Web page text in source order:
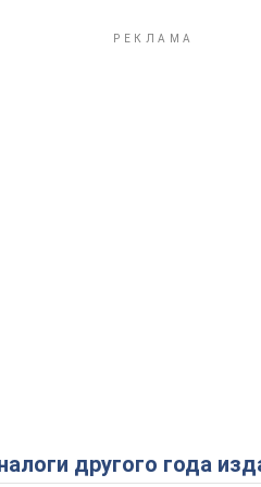
другого года